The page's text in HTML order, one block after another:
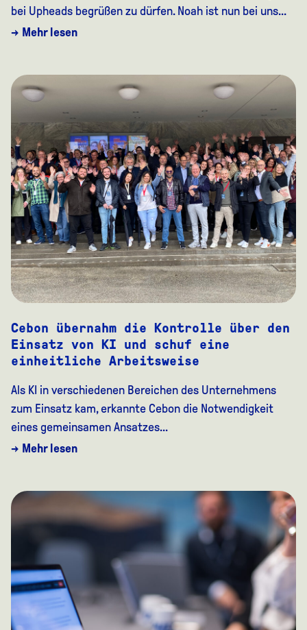
bei Upheads begrüßen zu dürfen. Noah ist nun bei uns...
→ Mehr lesen
Cebon übernahm die Kontrolle über den
Einsatz von KI und schuf eine
einheitliche Arbeitsweise
Als KI in verschiedenen Bereichen des Unternehmens
zum Einsatz kam, erkannte Cebon die Notwendigkeit
eines gemeinsamen Ansatzes...
→ Mehr lesen